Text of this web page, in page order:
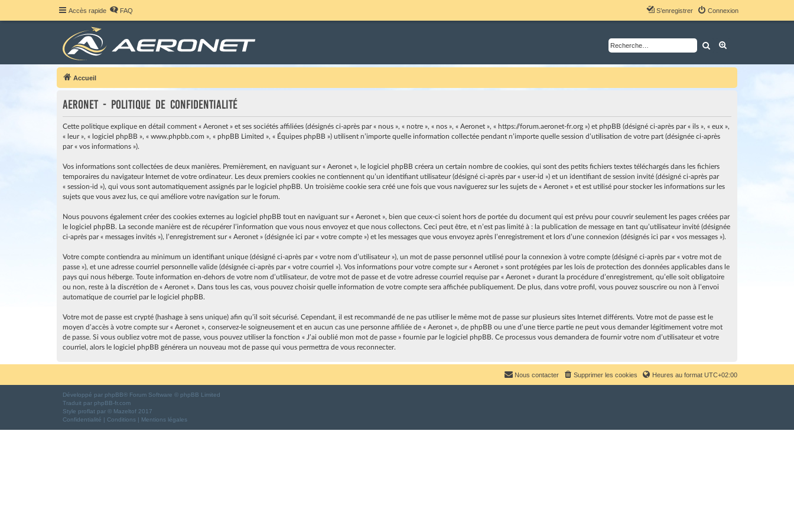
Accès rapide FAQ Connexion
S’enregistrer
Rechercher
Accueil
Aeronet - Politique de confidentialité
Cette politique explique en détail comment « Aeronet » et ses sociétés affiliées (désignés ci-après par « nous », « notre », « nos », « Aeronet », « https://forum.aeronet-fr.org ») et phpBB (désigné ci-après par « ils », « eux »,
« leur », « logiciel phpBB », « www.phpbb.com », « phpBB Limited », « Équipes phpBB ») utilisent n’importe quelle information collectée pendant n’importe quelle session d’utilisation de votre part (désignée ci-après
par « vos informations »).
Vos informations sont collectées de deux manières. Premièrement, en naviguant sur « Aeronet », le logiciel phpBB créera un certain nombre de cookies, qui sont des petits fichiers textes téléchargés dans les fichiers
temporaires du navigateur Internet de votre ordinateur. Les deux premiers cookies ne contiennent qu’un identifiant utilisateur (désigné ci-après par « user-id ») et un identifiant de session invité (désigné ci-après par
« session-id »), qui vous sont automatiquement assignés par le logiciel phpBB. Un troisième cookie sera créé une fois que vous naviguerez sur les sujets de « Aeronet » et est utilisé pour stocker les informations sur les
sujets que vous avez lus, ce qui améliore votre navigation sur le forum.
Nous pouvons également créer des cookies externes au logiciel phpBB tout en naviguant sur « Aeronet », bien que ceux-ci soient hors de portée du document qui est prévu pour couvrir seulement les pages créées par
le logiciel phpBB. La seconde manière est de récupérer l’information que vous nous envoyez et que nous collectons. Ceci peut être, et n’est pas limité à : la publication de message en tant qu’utilisateur invité (désignée
ci-après par « messages invités »), l’enregistrement sur « Aeronet » (désignée ici par « votre compte ») et les messages que vous envoyez après l’enregistrement et lors d’une connexion (désignés ici par « vos messages »).
Votre compte contiendra au minimum un identifiant unique (désigné ci-après par « votre nom d’utilisateur »), un mot de passe personnel utilisé pour la connexion à votre compte (désigné ci-après par « votre mot de
passe »), et une adresse courriel personnelle valide (désignée ci-après par « votre courriel »). Vos informations pour votre compte sur « Aeronet » sont protégées par les lois de protection des données applicables dans le
pays qui nous héberge. Toute information en-dehors de votre nom d’utilisateur, de votre mot de passe et de votre adresse courriel requise par « Aeronet » durant la procédure d’enregistrement, qu’elle soit obligatoire
ou non, reste à la discrétion de « Aeronet ». Dans tous les cas, vous pouvez choisir quelle information de votre compte sera affichée publiquement. De plus, dans votre profil, vous pouvez souscrire ou non à l’envoi
automatique de courriel par le logiciel phpBB.
Votre mot de passe est crypté (hashage à sens unique) afin qu’il soit sécurisé. Cependant, il est recommandé de ne pas utiliser le même mot de passe sur plusieurs sites Internet différents. Votre mot de passe est le
moyen d’accès à votre compte sur « Aeronet », conservez-le soigneusement et en aucun cas une personne affiliée de « Aeronet », de phpBB ou une d’une tierce partie ne peut vous demander légitimement votre mot
de passe. Si vous oubliez votre mot de passe, vous pouvez utiliser la fonction « J’ai oublié mon mot de passe » fournie par le logiciel phpBB. Ce processus vous demandera de fournir votre nom d’utilisateur et votre
courriel, alors le logiciel phpBB générera un nouveau mot de passe qui vous permettra de vous reconnecter.
Heures au format UTC+02:00
Supprimer les cookies
Nous contacter
Développé par phpBB® Forum Software © phpBB Limited
Traduit par phpBB-fr.com
Style proflat par © Mazeltof 2017
Confidentialité | Conditions | Mentions légales